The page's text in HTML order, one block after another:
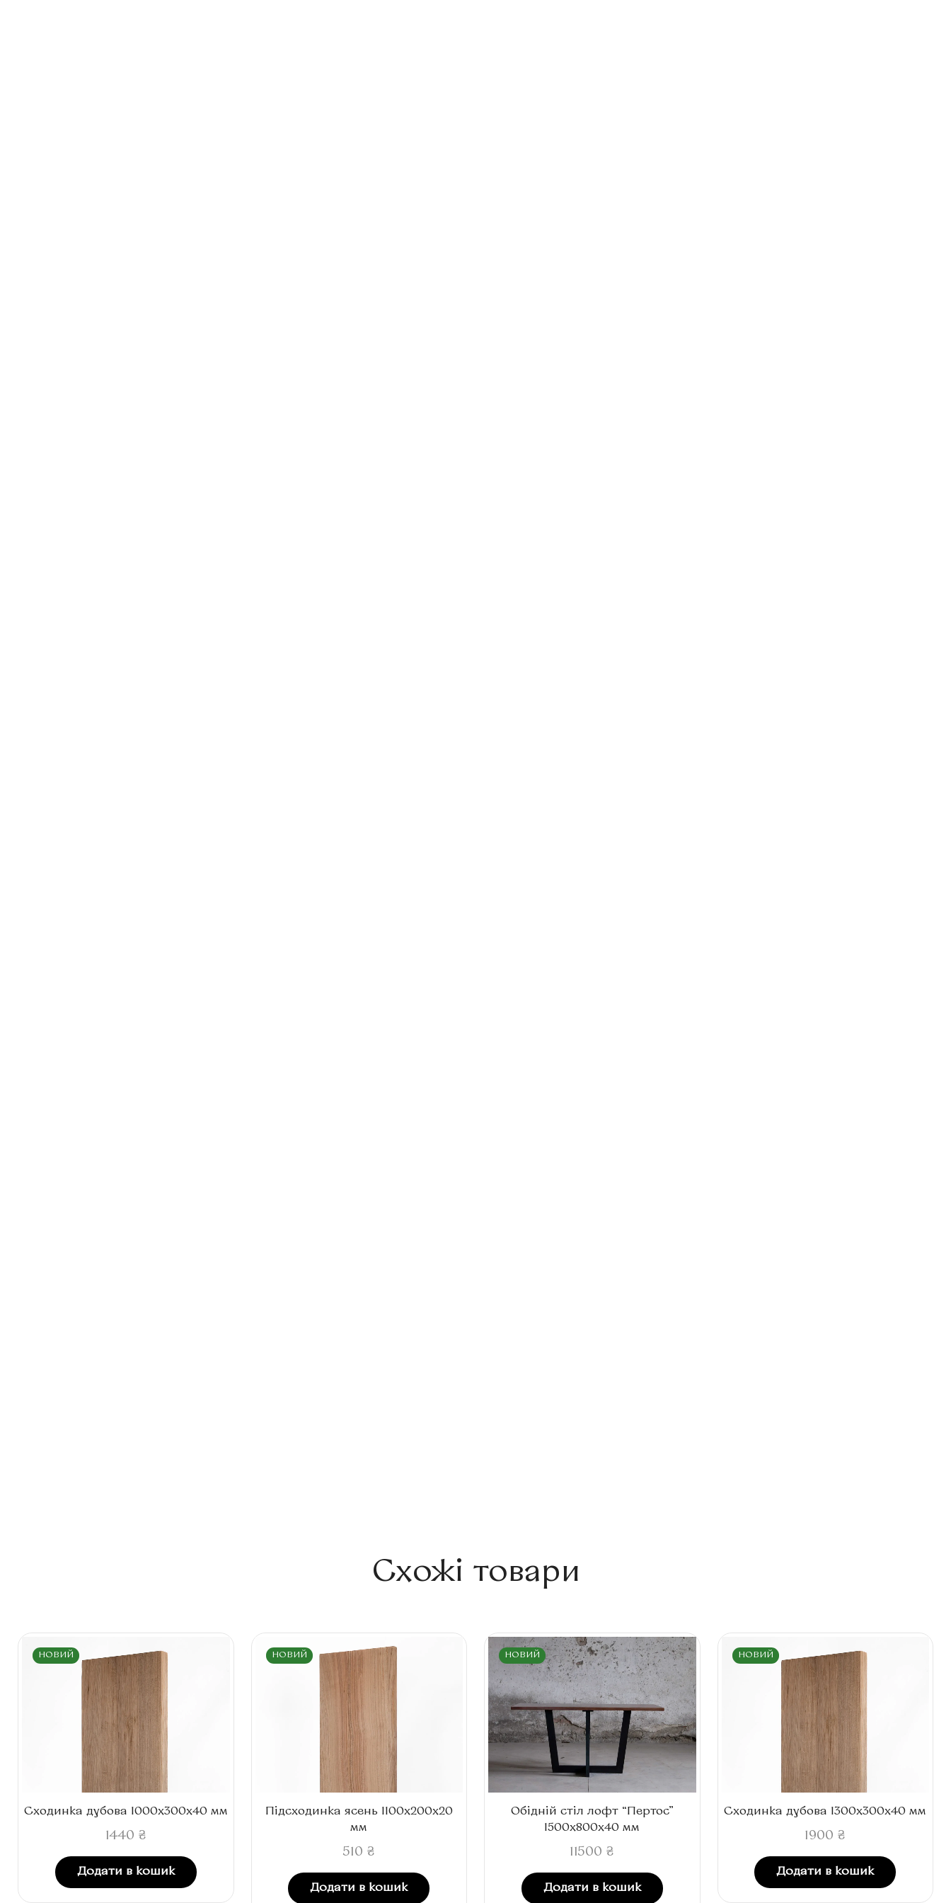
Схожі товари
НОВИЙ
Сходинка дубова 1000x300x40 мм
1440 ₴
Додати в кошик
НОВИЙ
Підсходинка ясень 1100x200x20
мм
510 ₴
Додати в кошик
НОВИЙ
Обідній стіл лофт “Пертос”
1500x800x40 мм
11500 ₴
Додати в кошик
НОВИЙ
Сходинка дубова 1300x300x40 мм
1900 ₴
Додати в кошик